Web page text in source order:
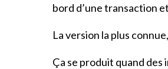
bord d’une transaction
La version la plus
Ça se produit quand